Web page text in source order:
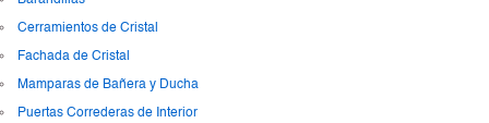
Cerramientos de Cristal
Fachada de Cristal
Mamparas de Bañera y Ducha
Puertas Correderas de Interior